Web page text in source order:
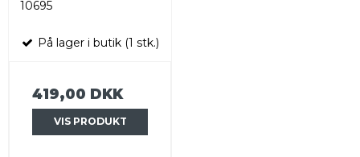
10695
På lager i butik (1 stk.)
419,00 DKK
VIS PRODUKT